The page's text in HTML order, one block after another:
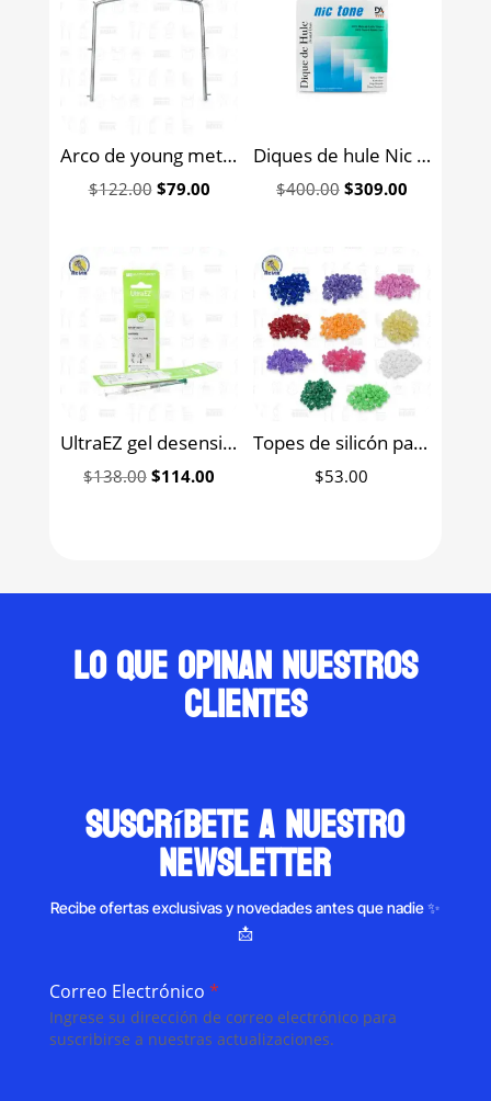
Arco de young metálico adulto para aislamiento 6b (043)
$122.00 Original
$122.00.
$79.00Current
$79.00.
Diques de hule Nic Tone MDC 36 hojas
$400.00 Original
$400.00.
$309.00Current
$309.00.
UltraEZ gel desensibilizante rápido con nitrato de potasio al 3% Ultradent
$138.00 Original
$114.00
Topes de silicón para limas
$53.00
Lo que opinan nuestros
clientes
suscríbete a nuestro
newsletter
Recibe ofertas exclusivas y novedades antes que nadie ✨
📩
Correo Electrónico *
Ingrese su dirección de correo electrónico para
suscribirse a nuestras actualizaciones.